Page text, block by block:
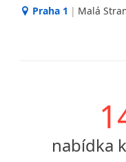
Praha 1 | Malá
nabídka